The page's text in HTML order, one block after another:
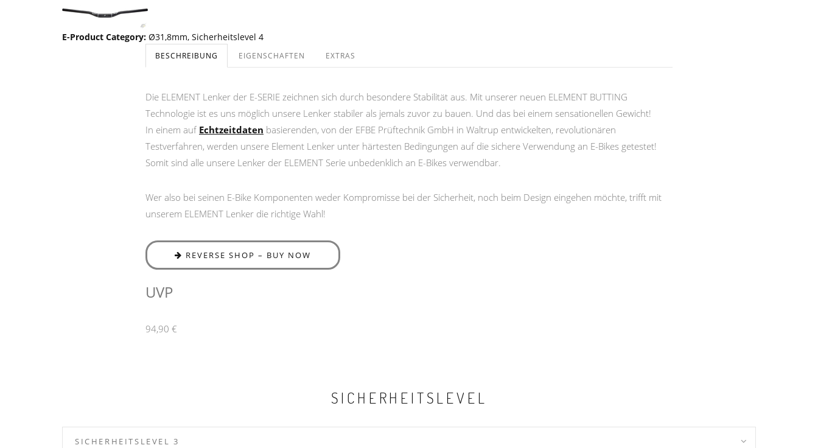
E-Product Category: Ø31,8mm, Sicherheitslevel 4
BESCHREIBUNG EIGENSCHAFTEN EXTRAS
Die ELEMENT Lenker der E-SERIE zeichnen sich durch besondere Stabilität aus. Mit unserer neuen ELEMENT BUTTING
Technologie ist es uns möglich unsere Lenker stabiler als jemals zuvor zu bauen. Und das bei einem sensationellen Gewicht!
In einem auf Echtzeitdaten basierenden, von der EFBE Prüftechnik GmbH in Waltrup entwickelten, revolutionären
Testverfahren, werden unsere Element Lenker unter härtesten Bedingungen auf die sichere Verwendung an E-Bikes getestet!
Somit sind alle unsere Lenker der ELEMENT Serie unbedenklich an E-Bikes verwendbar.
Wer also bei seinen E-Bike Komponenten weder Kompromisse bei der Sicherheit, noch beim Design eingehen möchte, trifft mit
unserem ELEMENT Lenker die richtige Wahl!
REVERSE SHOP – BUY NOW
UVP
94,90 €
SICHERHEITSLEVEL
SICHERHEITSLEVEL 3